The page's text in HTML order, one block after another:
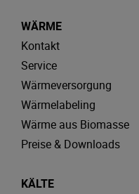
WÄRME
Kontakt
Service
Wärmeversorgung
Wärmelabeling
Wärme aus Biomasse
Preise & Downloads
KÄLTE